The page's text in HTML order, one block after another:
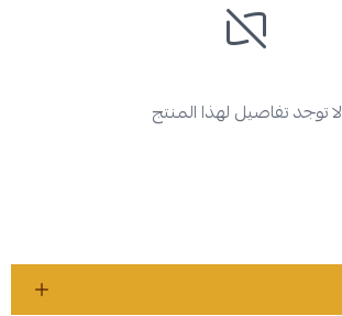
لا توجد تفاصيل لهذا المنتج